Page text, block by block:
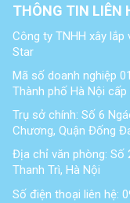
THÔNG TIN LIÊN
Công ty TNHH xây
Star
Mã số doanh nghiệp
Thành phố Hà Nội
Trụ sở chính: Số 6
Chương, Quận Đống
Địa chỉ văn phòng: Số
Thanh Trì, Hà Nội
Số điện thoại liên hệ: